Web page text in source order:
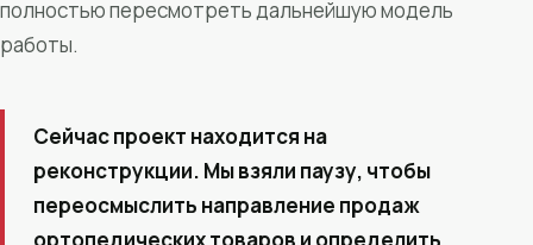
полностью пересмотреть дальнейшую модель
работы.
Сейчас проект находится на
реконструкции. Мы взяли паузу, чтобы
переосмыслить направление продаж